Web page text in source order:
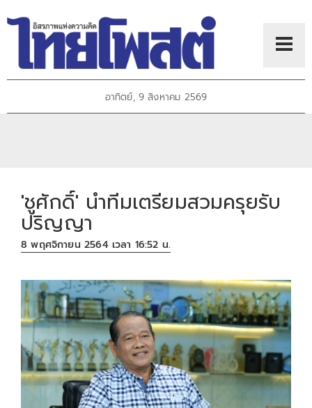
อาทิตย์, 9 สิงหาคม 2569
'ชูศักดิ์' นำทีมเตรียมสวมครุยรับ
ปริญญา
8 พฤศจิกายน 2564 เวลา 16:52 น.